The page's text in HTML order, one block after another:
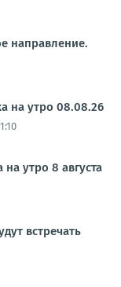
направление.
на утро 08.08.26
утро 8 августа
встречать